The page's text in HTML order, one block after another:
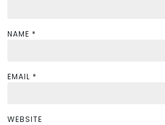
NAME *
EMAIL *
WEBSITE